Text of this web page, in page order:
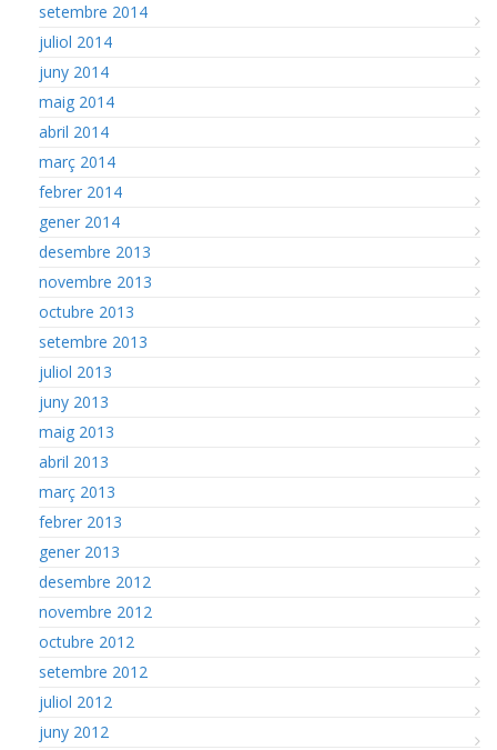
setembre 2014
juliol 2014
juny 2014
maig 2014
abril 2014
març 2014
febrer 2014
gener 2014
desembre 2013
novembre 2013
octubre 2013
setembre 2013
juliol 2013
juny 2013
maig 2013
abril 2013
març 2013
febrer 2013
gener 2013
desembre 2012
novembre 2012
octubre 2012
setembre 2012
juliol 2012
juny 2012